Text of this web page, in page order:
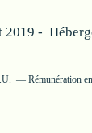
2019 -
Rémunération